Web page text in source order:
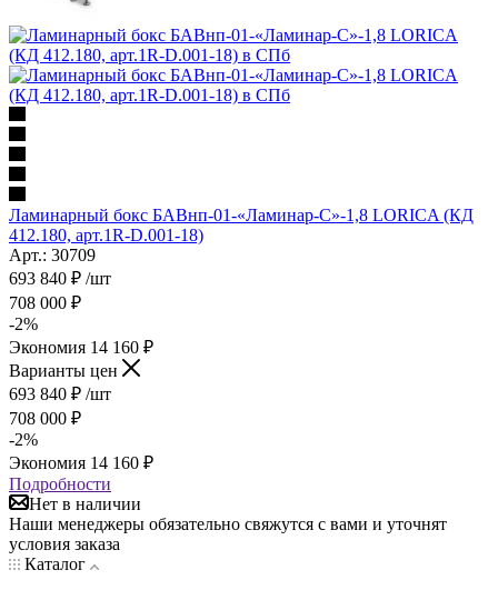
Ламинарный бокс БАВнп-01-«Ламинар-C»-1,8 LORICA (КД
412.180, арт.1R-D.001-18)
Арт.: 30709
693 840 ₽ /шт
708 000 ₽
-2%
Экономия 14 160 ₽
Варианты цен
693 840 ₽ /шт
708 000 ₽
-2%
Экономия 14 160 ₽
Подробности
Нет в наличии
Наши менеджеры обязательно свяжутся с вами и уточнят
условия заказа
Каталог